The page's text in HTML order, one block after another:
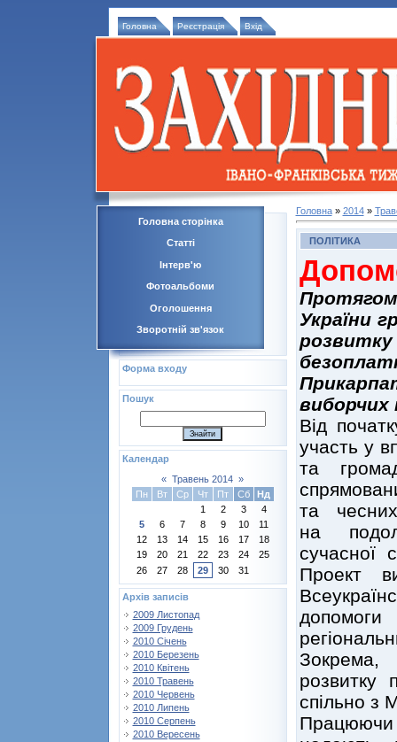
Головна Реєстрація Вхід
Головна сторінка
Статті
Інтерв'ю
Фотоальбоми
Оголошення
Зворотній зв'язок
Форма входу
Пошук
Календар
« Травень 2014 »
Пн
Вт Ср Чт Пт Сб
Нд
1
2 3
4
5
6 7 8 9 10
11
12
13 14 15 16 17
18
19
20 21 22 23 24
25
26
27 28 29 30 31
Архів записів
2009 Листопад
2009 Грудень
2010 Січень
2010 Березень
2010 Квітень
2010 Травень
2010 Червень
2010 Липень
2010 Серпень
2010 Вересень
Головна» 2014 »
ПОЛІТИКА
України
виборчих
Від
участь у
та
та чесних
на
сучасної
Проект
Зокрема,
розвитку
спільно з